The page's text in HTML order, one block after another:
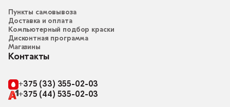
Пункты самовывоза
Доставка и оплата
Компьютерный подбор краски
Дисконтная программа
Магазины
Контакты
+375 (33) 355-02-03
+375 (44) 535-02-03